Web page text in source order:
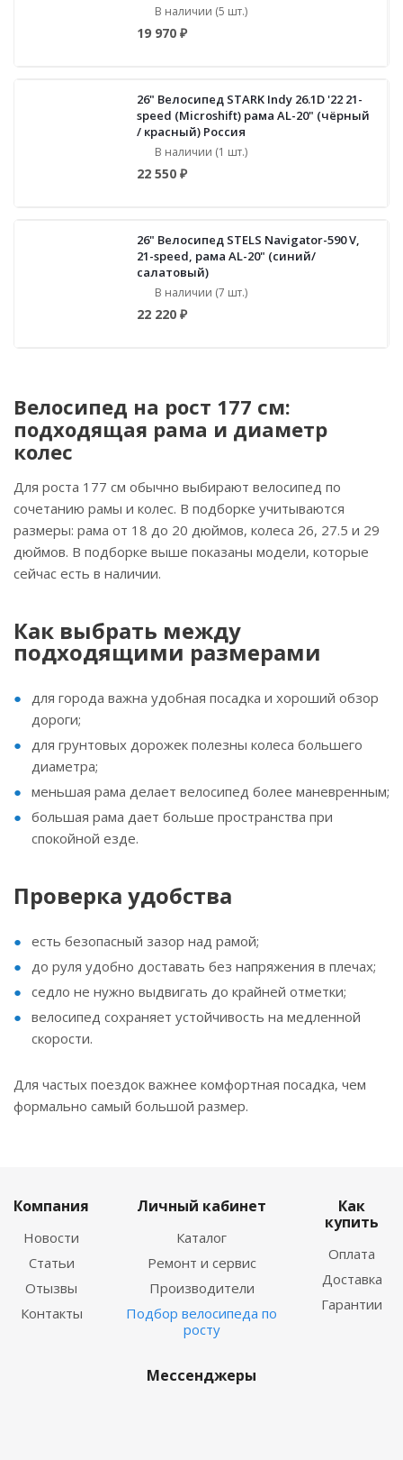
В наличии (5 шт.)
19 970 ₽
26" Велосипед STARK Indy 26.1D '22 21-
speed (Microshift) рама AL-20" (чёрный
/ красный) Россия
В наличии (1 шт.)
22 550 ₽
26" Велосипед STELS Navigator-590 V,
21-speed, рама AL-20" (синий/
салатовый)
В наличии (7 шт.)
22 220 ₽
Велосипед на рост 177 см:
подходящая рама и диаметр
колес
Для роста 177 см обычно выбирают велосипед по
сочетанию рамы и колес. В подборке учитываются
размеры: рама от 18 до 20 дюймов, колеса 26, 27.5 и 29
дюймов. В подборке выше показаны модели, которые
сейчас есть в наличии.
Как выбрать между
подходящими размерами
для города важна удобная посадка и хороший обзор
дороги;
для грунтовых дорожек полезны колеса большего
диаметра;
меньшая рама делает велосипед более маневренным;
большая рама дает больше пространства при
спокойной езде.
Проверка удобства
есть безопасный зазор над рамой;
до руля удобно доставать без напряжения в плечах;
седло не нужно выдвигать до крайней отметки;
велосипед сохраняет устойчивость на медленной
скорости.
Для частых поездок важнее комфортная посадка, чем
формально самый большой размер.
Компания
Новости
Статьи
Отызвы
Контакты
Личный кабинет
Каталог
Ремонт и сервис
Производители
Подбор велосипеда по
росту
Как
купить
Оплата
Доставка
Гарантии
Мессенджеры